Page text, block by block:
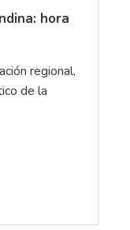
hora
regional,
de la